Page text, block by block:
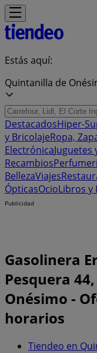
Estás aquí:
Quintanilla de
DestacadosHiper-
y BricolajeRopa,
ElectrónicaJuguetes
Recambios
BellezaViajes
ÓpticasOcioLibros y
Publicidad
Gasolinera
Pesquera
Onésimo -
horarios
Tiendeo en